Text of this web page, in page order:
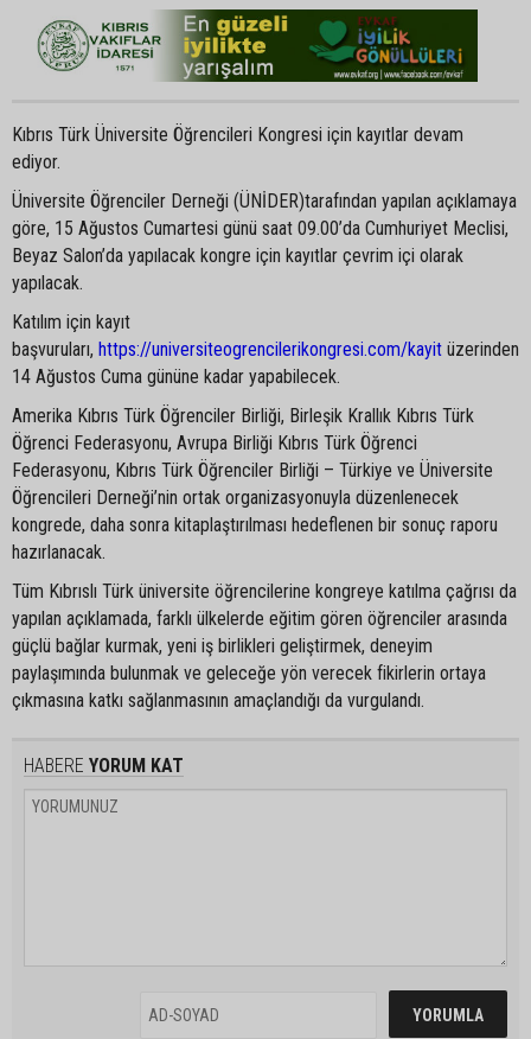
Kıbrıs Türk Üniversite Öğrencileri Kongresi için kayıtlar devam
ediyor.
Üniversite Öğrenciler Derneği (ÜNİDER)tarafından yapılan açıklamaya
göre, 15 Ağustos Cumartesi günü saat 09.00’da Cumhuriyet Meclisi,
Beyaz Salon’da yapılacak kongre için kayıtlar çevrim içi olarak
yapılacak.
Katılım için kayıt
başvuruları, https://universiteogrencilerikongresi.com/kayit üzerinden
14 Ağustos Cuma gününe kadar yapabilecek.
Amerika Kıbrıs Türk Öğrenciler Birliği, Birleşik Krallık Kıbrıs Türk
Öğrenci Federasyonu, Avrupa Birliği Kıbrıs Türk Öğrenci
Federasyonu, Kıbrıs Türk Öğrenciler Birliği – Türkiye ve Üniversite
Öğrencileri Derneği’nin ortak organizasyonuyla düzenlenecek
kongrede, daha sonra kitaplaştırılması hedeflenen bir sonuç raporu
hazırlanacak.
Tüm Kıbrıslı Türk üniversite öğrencilerine kongreye katılma çağrısı da
yapılan açıklamada, farklı ülkelerde eğitim gören öğrenciler arasında
güçlü bağlar kurmak, yeni iş birlikleri geliştirmek, deneyim
paylaşımında bulunmak ve geleceğe yön verecek fikirlerin ortaya
çıkmasına katkı sağlanmasının amaçlandığı da vurgulandı.
HABERE YORUM KAT